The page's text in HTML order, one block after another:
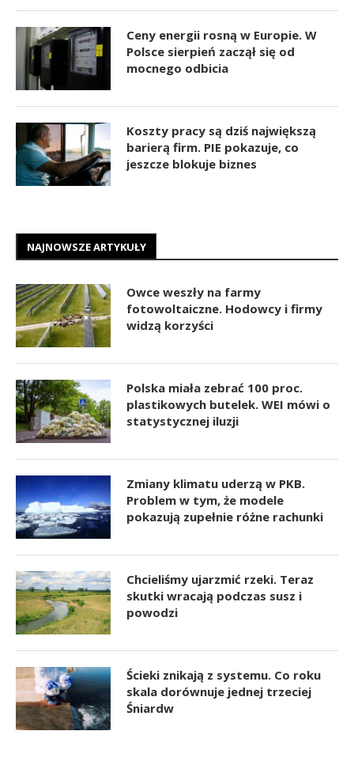
Ceny energii rosną w Europie. W
Polsce sierpień zaczął się od
mocnego odbicia
Koszty pracy są dziś największą
barierą firm. PIE pokazuje, co
jeszcze blokuje biznes
NAJNOWSZE ARTYKUŁY
Owce weszły na farmy
fotowoltaiczne. Hodowcy i firmy
widzą korzyści
Polska miała zebrać 100 proc.
plastikowych butelek. WEI mówi o
statystycznej iluzji
Zmiany klimatu uderzą w PKB.
Problem w tym, że modele
pokazują zupełnie różne rachunki
Chcieliśmy ujarzmić rzeki. Teraz
skutki wracają podczas susz i
powodzi
Ścieki znikają z systemu. Co roku
skala dorównuje jednej trzeciej
Śniardw